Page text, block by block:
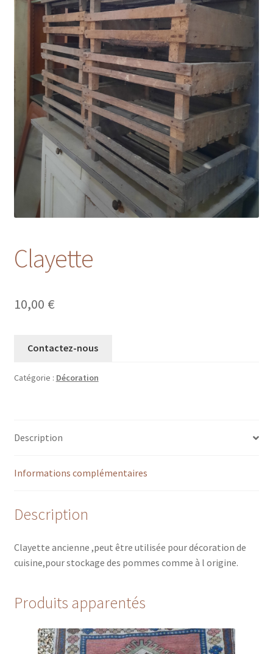
Clayette
10,00 €
Contactez-nous
Catégorie : Décoration
Description
Informations complémentaires
Description
Clayette ancienne ,peut être utilisée pour décoration de
cuisine,pour stockage des pommes comme à l origine.
Produits apparentés